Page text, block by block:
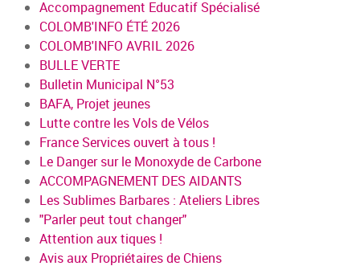
Accompagnement Educatif Spécialisé
COLOMB'INFO ÉTÉ 2026
COLOMB'INFO AVRIL 2026
BULLE VERTE
Bulletin Municipal N°53
BAFA, Projet jeunes
Lutte contre les Vols de Vélos
France Services ouvert à tous !
Le Danger sur le Monoxyde de Carbone
ACCOMPAGNEMENT DES AIDANTS
Les Sublimes Barbares : Ateliers Libres
"Parler peut tout changer"
Attention aux tiques !
Avis aux Propriétaires de Chiens